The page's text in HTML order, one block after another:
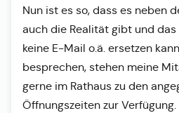
Nun ist es so, dass es neben
auch die Realität gibt und
keine E-Mail o.ä. ersetzen
besprechen, stehen meine
gerne im Rathaus zu den
Öffnungszeiten zur Verfügung.